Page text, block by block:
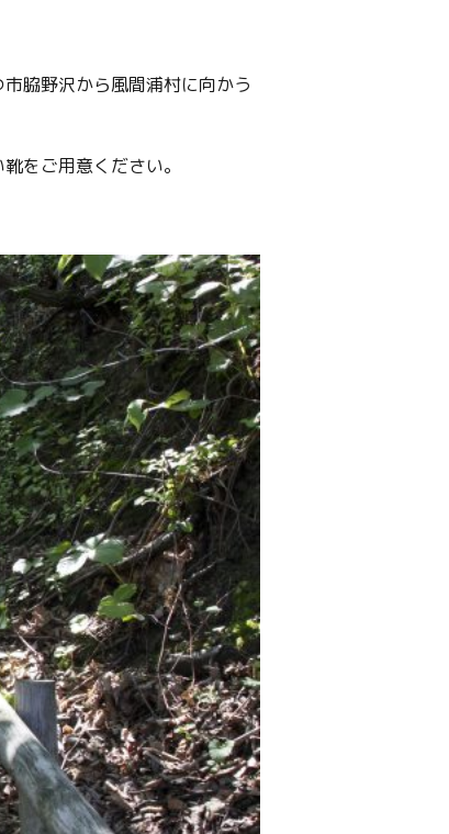
脇野沢から風間浦村に向かう
をご用意ください。